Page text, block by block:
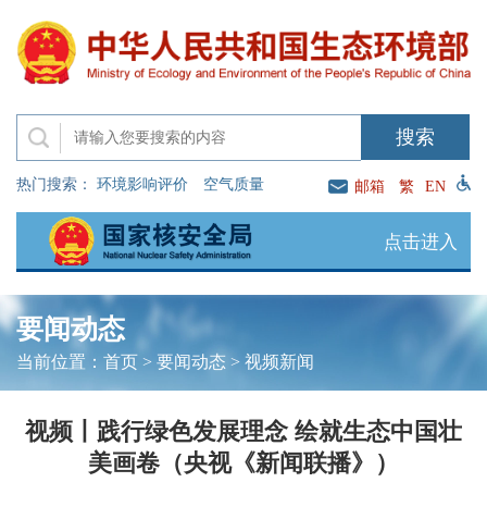
热门搜索： 环境影响评价 空气质量 邮箱 繁 EN
点击进入
要闻动态
当前位置： 首页> 要闻动态 > 视频新闻
视频丨践行绿色发展理念 绘就生态中国壮
美画卷（央视《新闻联播》）